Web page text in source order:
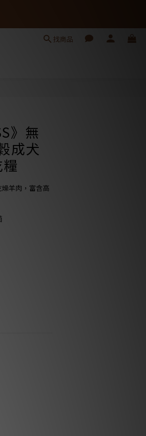
找商品
》無
成犬
羊肉，富含高